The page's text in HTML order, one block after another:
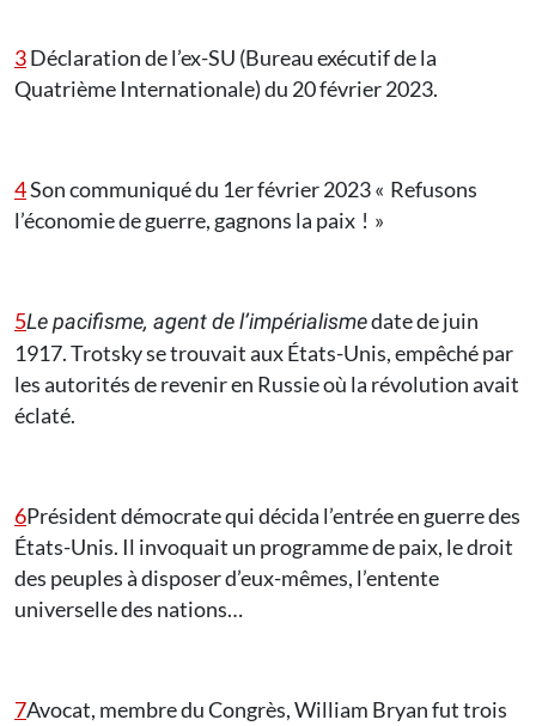
3Déclaration de l’ex-SU (Bureau exécutif de la
Quatrième Internationale) du 20 février 2023.
4Son communiqué du 1er février 2023 « Refusons
l’économie de guerre, gagnons la paix ! »
5Le pacifisme, agent de l’impérialismedate de juin
1917. Trotsky se trouvait aux États-Unis, empêché par
les autorités de revenir en Russie où la révolution avait
éclaté.
6Président démocrate qui décida l’entrée en guerre des
États-Unis. Il invoquait un programme de paix, le droit
des peuples à disposer d’eux-mêmes, l’entente
universelle des nations…
7Avocat, membre du Congrès, William Bryan fut trois